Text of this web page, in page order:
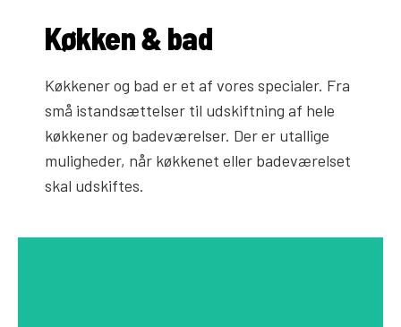
Køkken & bad
Køkkener og bad er et af vores specialer. Fra
små istandsættelser til udskiftning af hele
køkkener og badeværelser. Der er utallige
muligheder, når køkkenet eller badeværelset
skal udskiftes.